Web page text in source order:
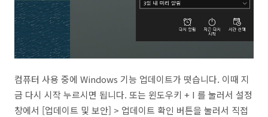
컴퓨터 사용 중에 Windows 기능 업데이트가 떳습니다. 이때 지
금 다시 시작 누르시면 됩니다. 또는 윈도우키 + I 를 눌러서 설정
창에서 [업데이트 및 보안] > 업데이트 확인 버튼을 눌러서 직접